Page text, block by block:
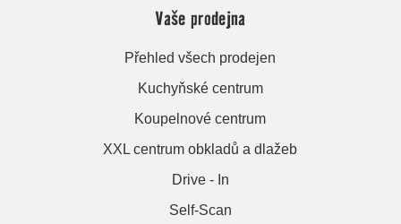
Vaše prodejna
Přehled všech prodejen
Kuchyňské centrum
Koupelnové centrum
XXL centrum obkladů a dlažeb
Drive - In
Self-Scan